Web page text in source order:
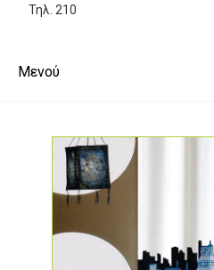
Τηλ. 210
Μενού